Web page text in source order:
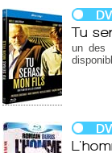
Tu
un des